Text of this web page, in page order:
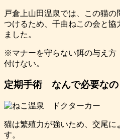
戸倉上山田温泉では、この猫
つけるため、千曲ねこの会と
ました。
※マナーを守らない餌の与え方
付けない。
定期手術 なんで必要なの
猫は繁殖力が強いため、交尾に
す。